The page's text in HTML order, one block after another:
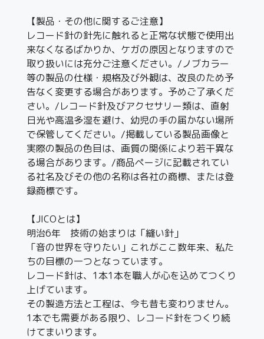
【製品・その他に関するご注意】
レコード針の針先に触れると正常な状態で使用出
来なくなるばかりか、ケガの原因となりますので
取り扱いには充分ご注意ください。/ノブカラー
等の製品の仕様・規格及び外観は、改良のため予
告なく変更する場合があります。予めご了承くだ
さい。/レコード針及びアクセサリー類は、直射
日光や高温多湿を避け、幼児の手の届かない場所
で保管してください。/掲載している製品画像と
実際の製品の色目は、画質の関係により若干異な
る場合があります。/商品ページに記載されてい
る社名及びその他の名称は各社の商標、または登
録商標です。
【JICOとは】
明治6年 技術の始まりは「縫い針」
「音の世界を守りたい」これがここ数年来、私た
ちの目標の一つとなっています。
レコード針は、1本1本を職人が心を込めてつくり
上げています。
その製造方法と工程は、今も昔も変わりません。
1本でも需要がある限り、レコード針をつくり続
けてまいります。